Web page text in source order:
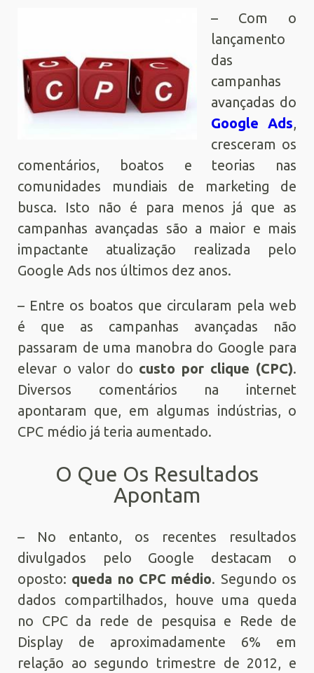
– Com o
lançamento
das
campanhas
avançadas do
Google Ads,
cresceram os
comentários, boatos e teorias nas
comunidades mundiais de marketing de
busca. Isto não é para menos já que as
campanhas avançadas são a maior e mais
impactante atualização realizada pelo
Google Ads nos últimos dez anos.
– Entre os boatos que circularam pela web
é que as campanhas avançadas não
passaram de uma manobra do Google para
elevar o valor do custo por clique (CPC).
Diversos comentários na internet
apontaram que, em algumas indústrias, o
CPC médio já teria aumentado.
O Que Os Resultados
Apontam
– No entanto, os recentes resultados
divulgados pelo Google destacam o
oposto: queda no CPC médio. Segundo os
dados compartilhados, houve uma queda
no CPC da rede de pesquisa e Rede de
Display de aproximadamente 6% em
relação ao segundo trimestre de 2012, e